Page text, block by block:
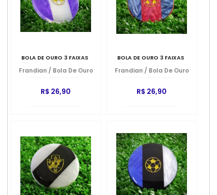
BOLA DE OURO 3 FAIXAS
Frandian / Bola De Ouro
R$ 26,90
BOLA DE OURO 3 FAIXAS
Frandian / Bola De Ouro
R$ 26,90